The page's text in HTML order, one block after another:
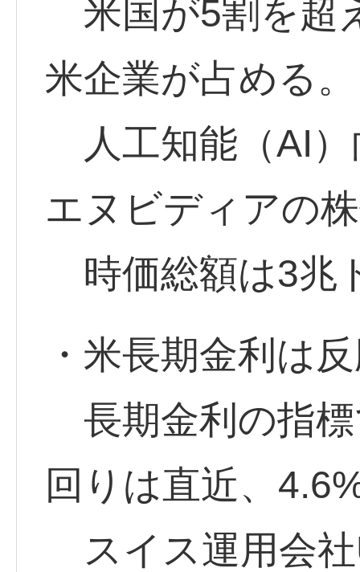
米国が5割を超
米企業が占める。
人工知能（AI）
エヌビディアの
時価総額は3兆
・米長期金利は
長期金利の指
回りは直近、
スイス運用会